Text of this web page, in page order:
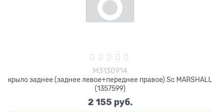
M3130914
крыло заднее (заднее левое+переднее правое) Sc MARSHALL
(1357599)
2 155 руб.